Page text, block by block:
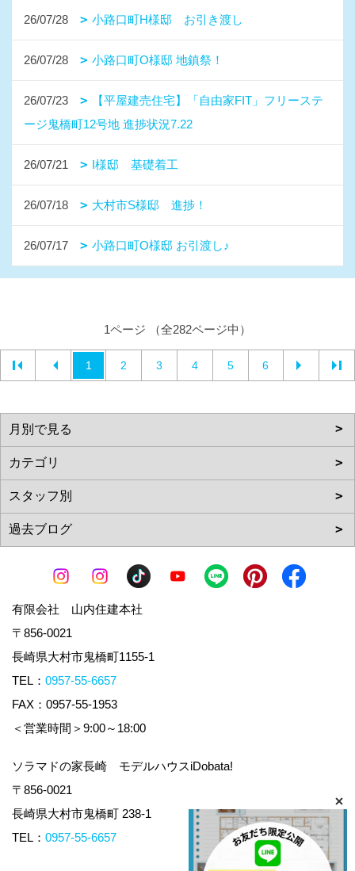
26/07/28 小路口町H様邸 お引き渡し
26/07/28 小路口町O様邸 地鎮祭！
26/07/23
【平屋建売住宅】「自由家FIT」フリーステ
ージ鬼橋町12号地 進捗状況7.22
26/07/21 I様邸 基礎着工
26/07/18 大村市S様邸 進捗！
26/07/17 小路口町O様邸 お引渡し♪
1ページ （全282ページ中）
1 2 3 4 5 6
有限会社 山内住建本社
〒856-0021
長崎県大村市鬼橋町1155-1
TEL： 0957-55-6657
FAX：0957-55-1953
＜営業時間＞9:00～18:00
ソラマドの家長崎 モデルハウスiDobata!
〒856-0021
長崎県大村市鬼橋町 238-1
TEL： 0957-55-6657